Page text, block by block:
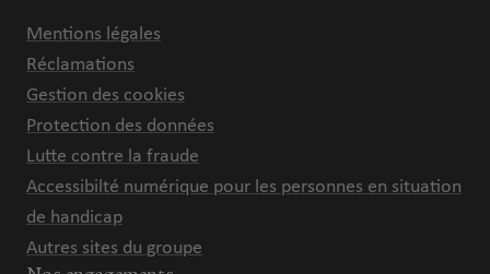
Mentions légales
Réclamations
Gestion des cookies
Protection des données
Lutte contre la fraude
Accessibilté numérique pour les personnes en situation
de handicap
Autres sites du groupe